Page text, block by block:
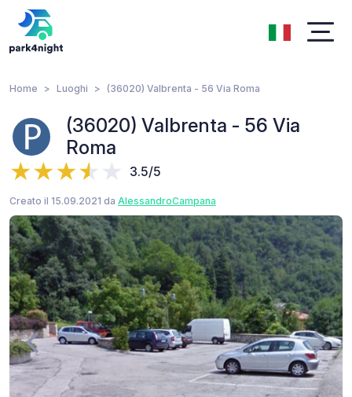
Home Luoghi (36020) Valbrenta - 56 Via Roma
(36020) Valbrenta - 56 Via
Roma
3.5/5
Creato il 15.09.2021 da AlessandroCampana